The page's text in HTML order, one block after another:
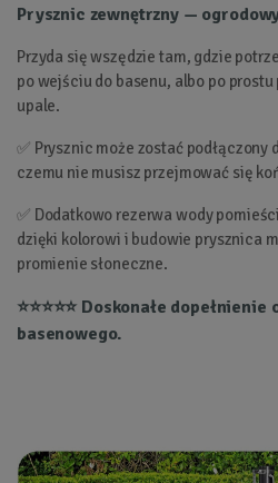
Prysznic zewnętrzny —
Przyda się wszędzie tam, gdzie
po wejściu do basenu, albo po
upale.
✅ Prysznic może zostać podłączony
czemu nie musisz przejmować się
✅ Dodatkowo rezerwa wody pomieści
dzięki kolorowi i budowie prysznica
promienie słoneczne.
⭐⭐⭐⭐⭐ Doskonałe
basenowego.